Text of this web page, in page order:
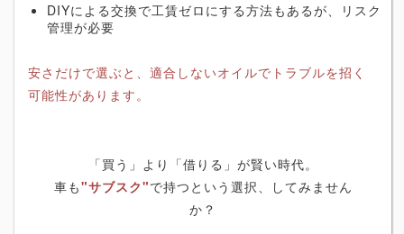
DIYによる交換で工賃ゼロにする方法もあるが、リスク
管理が必要
安さだけで選ぶと、適合しないオイルでトラブルを招く
可能性があります。
「買う」より「借りる」が賢い時代。
車も"サブスク"で持つという選択、してみません
か？